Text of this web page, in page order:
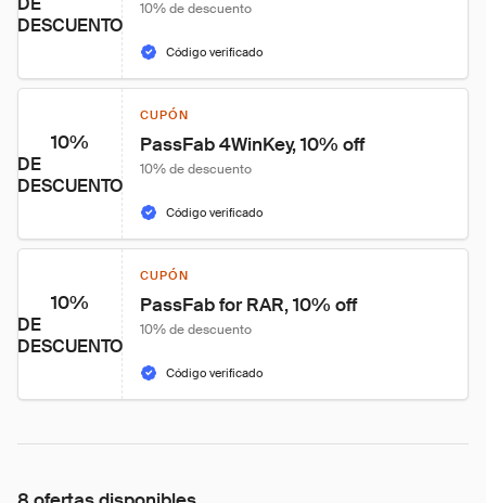
DESCUENTO
10% de descuento
Código verificado
10%
DE
DESCUENTO
CUPÓN
PassFab 4WinKey, 10% off
10% de descuento
Código verificado
10%
DE
DESCUENTO
CUPÓN
PassFab for RAR, 10% off
10% de descuento
Código verificado